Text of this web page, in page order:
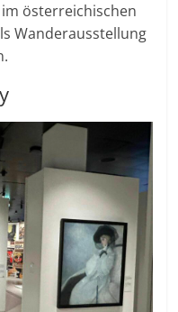
österreichischen
Wanderausstellung